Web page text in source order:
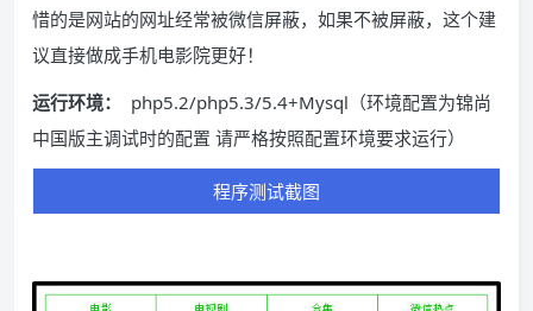
惜的是网站的网址经常被微信屏蔽，如果不被屏蔽，这个建
议直接做成手机电影院更好！
运行环境：
php5.2/php5.3/5.4+Mysql（环境配置为锦尚
中国版主调试时的配置 请严格按照配置环境要求运行）
程序测试截图